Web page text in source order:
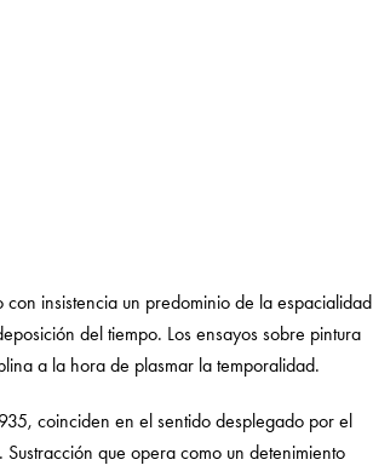
insistencia un predominio de la espacialidad
del tiempo. Los ensayos sobre pintura
a la hora de plasmar la temporalidad.
coinciden en el sentido desplegado por el
que opera como un detenimiento